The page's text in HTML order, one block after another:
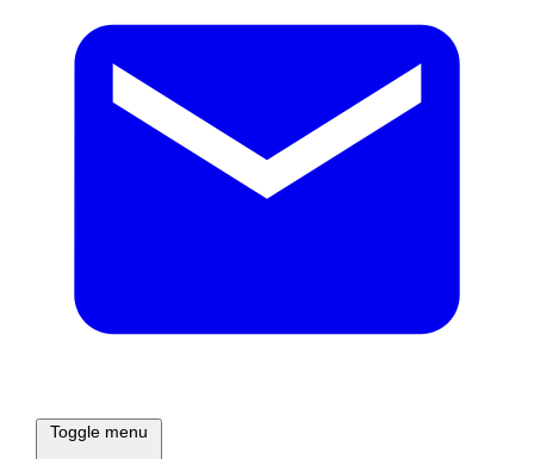
Toggle menu